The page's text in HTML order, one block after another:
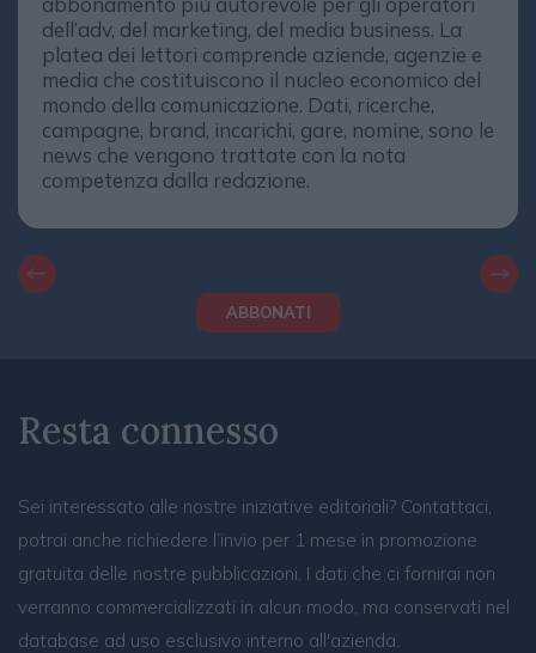
dell’adv, del marketing, del media business. La
platea dei lettori comprende aziende, agenzie e
media che costituiscono il nucleo economico del
mondo della comunicazione. Dati, ricerche,
campagne, brand, incarichi, gare, nomine, sono le
news che vengono trattate con la nota
competenza dalla redazione.
ABBONATI
Resta connesso
Sei interessato alle nostre iniziative editoriali? Contattaci,
potrai anche richiedere l’invio per 1 mese in promozione
gratuita delle nostre pubblicazioni. I dati che ci fornirai non
verranno commercializzati in alcun modo, ma conservati nel
database ad uso esclusivo interno all'azienda.